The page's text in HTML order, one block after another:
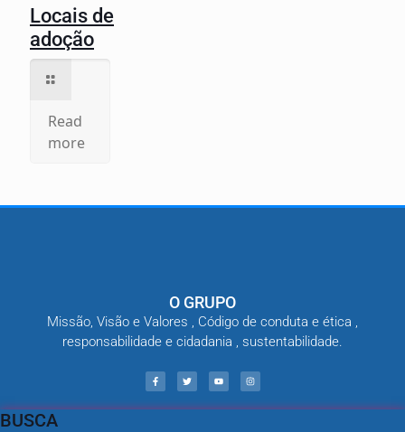
Locais de
adoção
Read
more
O GRUPO
Missão, Visão e Valores , Código de conduta e ética ,
responsabilidade e cidadania , sustentabilidade.
BUSCA